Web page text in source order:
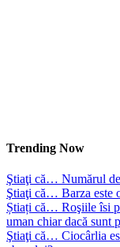
Trending Now
Ştiaţi că… Numărul de
Ştiaţi că… Barza este
Știați că… Roşiile îsi
uman chiar dacă sunt
Ştiaţi că… Ciocârlia